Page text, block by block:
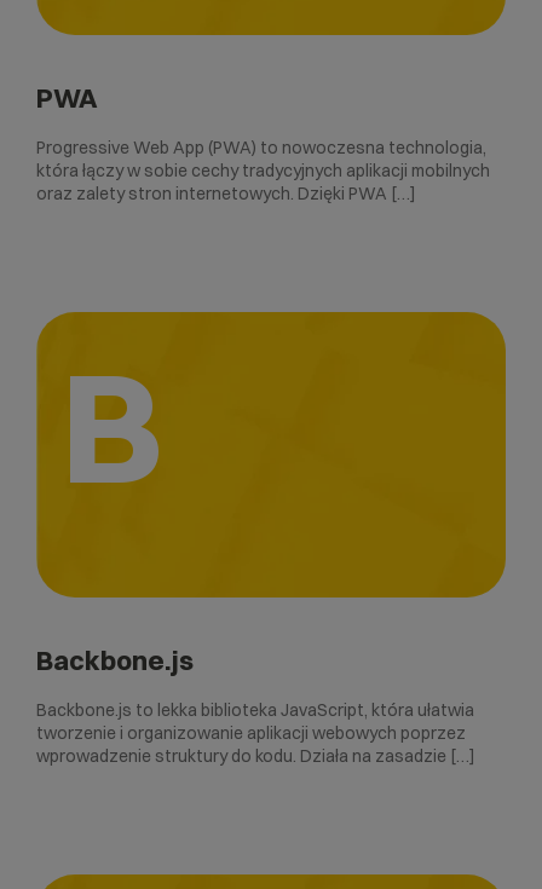
PWA
Progressive Web App (PWA) to nowoczesna technologia,
która łączy w sobie cechy tradycyjnych aplikacji mobilnych
oraz zalety stron internetowych. Dzięki PWA […]
B
Backbone.js
Backbone.js to lekka biblioteka JavaScript, która ułatwia
tworzenie i organizowanie aplikacji webowych poprzez
wprowadzenie struktury do kodu. Działa na zasadzie […]